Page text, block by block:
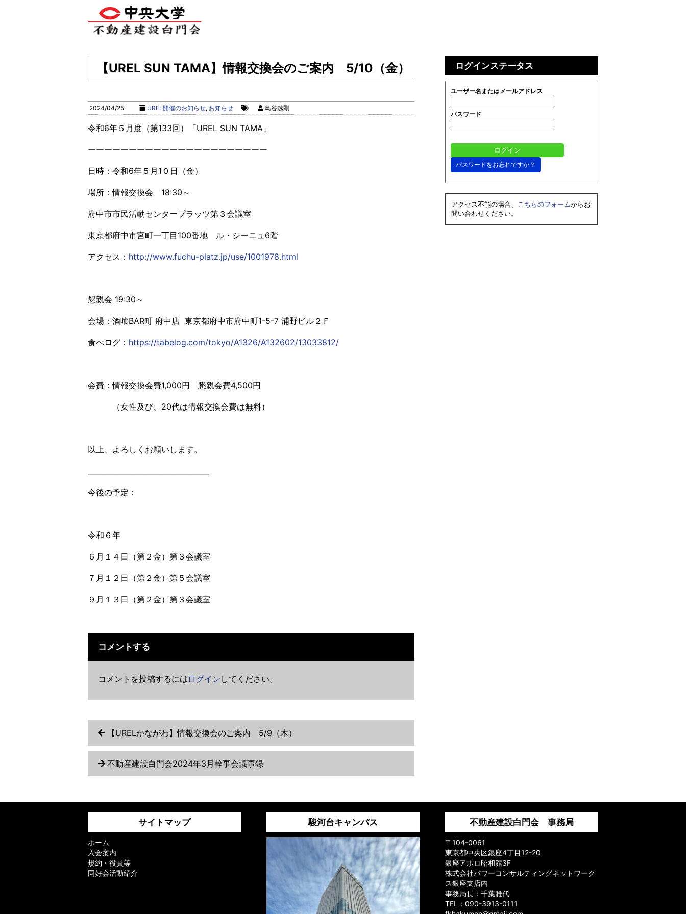
【UREL SUN TAMA】情報交換会のご案内 5/10（金）
2024/04/25 UREL開催のお知らせ, お知らせ 鳥谷越剛
令和6年５月度（第133回）「UREL SUN TAMA」
ーーーーーーーーーーーーーーーーーーーーーー
日時：令和6年５月1０日（金）
場所：情報交換会 18:30～
府中市市民活動センタープラッツ第３会議室
東京都府中市宮町一丁目100番地 ル・シーニュ6階
アクセス： http://www.fuchu-platz.jp/use/1001978.html
懇親会 19:30～
会場：酒喰BAR町 府中店 東京都府中市府中町1-5-7 浦野ビル２Ｆ
食べログ： https://tabelog.com/tokyo/A1326/A132602/13033812/
会費：情報交換会費1,000円 懇親会費4,500円
（女性及び、20代は情報交換会費は無料）
以上、よろしくお願いします。
今後の予定：
令和６年
６月１４日（第２金）第３会議室
７月１２日（第２金）第５会議室
９月１３日（第２金）第３会議室
コメントする
コメントを投稿するには ログイン してください。
【URELかながわ】情報交換会のご案内 5/9（木）
不動産建設白門会2024年3月幹事会議事録
ログインステータス
ユーザー名またはメールアドレス
パスワード
パスワードをお忘れですか？
アクセス不能の場合、 こちらのフォームからお
問い合わせください。
サイトマップ
ホーム
入会案内
規約・役員等
同好会活動紹介
駿河台キャンパス 不動産建設白門会 事務局
〒104-0061
東京都中央区銀座4丁目12-20
銀座アポロ昭和館3F
株式会社パワーコンサルティングネットワーク
ス銀座支店内
事務局長：千葉雅代
TEL：090-3913-0111